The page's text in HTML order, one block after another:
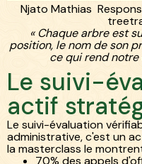
Njato Mathias
« Chaque arbre est
position, le nom de son
ce qui rend notre
Le suivi-
actif
Le suivi-évaluation
administrative, c'est un
la masterclass le
70% des appels